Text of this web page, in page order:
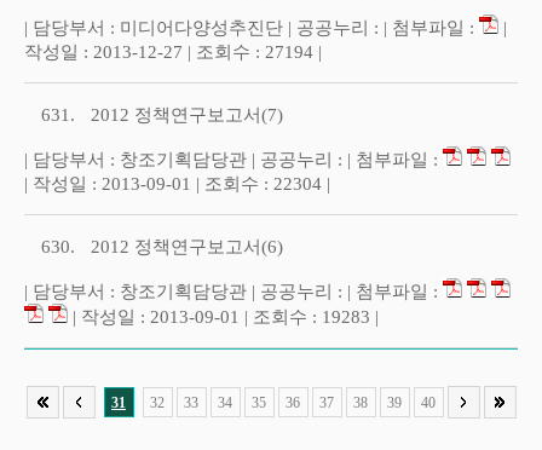
| 담당부서 : 미디어다양성추진단 | 공공누리 : | 첨부파일 :
|
작성일 : 2013-12-27 | 조회수 : 27194 |
631. 2012 정책연구보고서(7)
| 담당부서 : 창조기획담당관 | 공공누리 : | 첨부파일 :
| 작성일 : 2013-09-01 | 조회수 : 22304 |
630. 2012 정책연구보고서(6)
| 담당부서 : 창조기획담당관 | 공공누리 : | 첨부파일 :
| 작성일 : 2013-09-01 | 조회수 : 19283 |
31 32 33 34 35 36 37 38 39 40